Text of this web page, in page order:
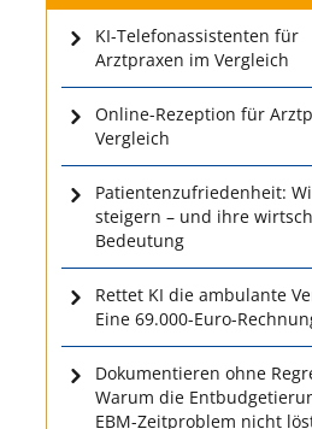
KI-Telefonassistenten für
Arztpraxen im Vergleich
Online-Rezeption für
Vergleich
Patientenzufriedenheit:
steigern – und ihre
Bedeutung
Rettet KI die ambulante
Eine 69.000-Euro-
Dokumentieren ohne
Warum die
EBM-Zeitproblem nicht